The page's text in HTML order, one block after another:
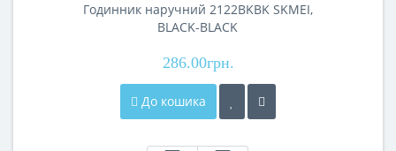
Годинник наручний 2122BKBK SKMEI,
BLACK-BLACK
286.00грн.
До кошика